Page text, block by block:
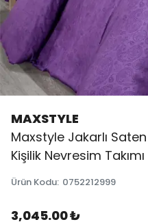
MAXSTYLE
Maxstyle Jakarlı
Kişilik Nevresim Takımı
Ürün Kodu: 0752212999
3,045.00 ₺